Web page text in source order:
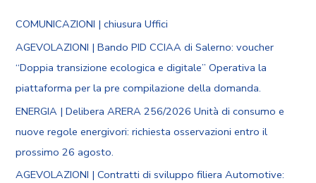
COMUNICAZIONI | chiusura Uffici
AGEVOLAZIONI | Bando PID CCIAA di Salerno: voucher
“Doppia transizione ecologica e digitale” Operativa la
piattaforma per la pre compilazione della domanda.
ENERGIA | Delibera ARERA 256/2026 Unità di consumo e
nuove regole energivori: richiesta osservazioni entro il
prossimo 26 agosto.
AGEVOLAZIONI | Contratti di sviluppo filiera Automotive: